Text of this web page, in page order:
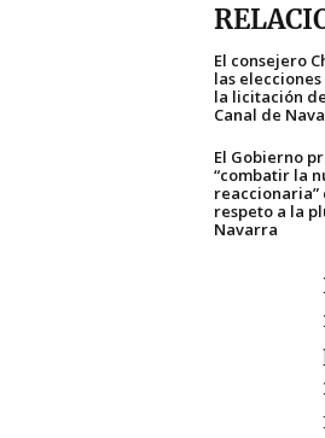
El consejero
las
la licitación
Canal de
El Gobierno
“combatir la
respeto a la
Navarra